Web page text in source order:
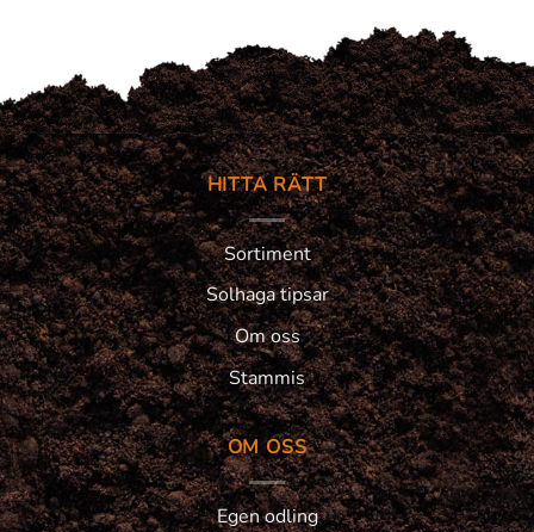
HITTA RÄTT
Sortiment
Solhaga tipsar
Om oss
Stammis
OM OSS
Egen odling